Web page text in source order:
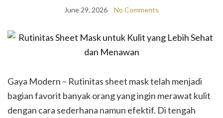
June 29, 2026 No Comments
Gaya Modern – Rutinitas sheet mask telah menjadi
bagian favorit banyak orang yang ingin merawat kulit
dengan cara sederhana namun efektif. Di tengah